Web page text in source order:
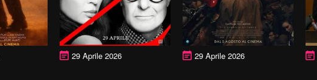
29 Aprile 2026 29 Aprile 2026